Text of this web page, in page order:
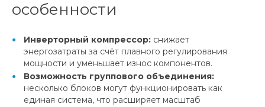
особенности
Инверторный компрессор: снижает
энергозатраты за счёт плавного регулирования
мощности и уменьшает износ компонентов.
Возможность группового объединения:
несколько блоков могут функционировать как
единая система, что расширяет масштаб